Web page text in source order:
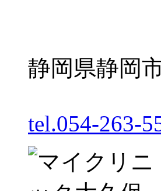
静岡県静岡
tel.054-263-